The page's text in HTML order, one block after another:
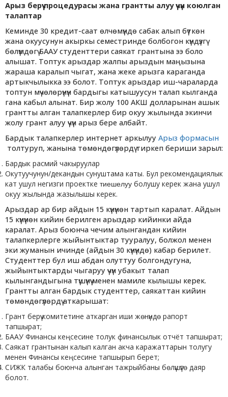
Арыз берүү процедурасы жана грантты алуу үчүн коюлган
талаптар
Кеминде 30 кредит-саат өлчөмүндө сабак алып бүткөн
жана окуусунун акыркы семестринде болбогон күндүзгү
бөлүмдөгү БААУ студенттери саякат грантына ээ боло
алышат. Топтук арыздар жалпы арыздын маңызына
жараша каралып чыгат, жана жеке арызга караганда
артыкчылыкка ээ болот. Топтук арыздар иш-чараларда
топтун мүчөлөрүнүн бардыгы катышуусун талап кылганда
гана кабыл алынат. Бир жолу 100 АКШ долларынан ашык
грантты алган талапкерлер бир окуу жылында экинчи
жолу грант алуу үчүн арыз бере албайт.
Бардык талапкерлер интернет аркылуу Арыз формасын
толтуруп, жанына төмөндөгүлөрдү тиркеп бериши зарыл:
Бардык расмий чакыруулар
Окутуучунун/декандын сунуштама каты. Бул рекомендациялык
кат ушул негизги проектке тиешелуу болушу керек жана ушул
окуу жылында жазылышы керек.
Арыздар ар бир айдын 15 күнүнөн тартып каралат. Айдын
15 күнүнөн кийин берилген арыздар кийинки айда
каралат. Арыз боюнча чечим алынгандан кийин
талапкерлерге жыйынтыктар тууралуу, болжол менен
эки жуманын ичинде (айдын 30 күнүндө) кабар берилет.
Студенттер бул иш абдан олуттуу болгондугуна,
жыйынтыктарды чыгаруу үчүн убакыт талап
кылынгандыгына түшүнүү менен мамиле кылышы керек.
Грантты алган бардык студенттер, саякаттан кийин
төмөндөгүлөрдү аткарышат:
Грант берүү комитетине аткарган иши жөнүндө рапорт
тапшырат;
БААУ Финансы кеңсесине толук финансылык отчёт тапшырат;
Саякат грантынан калып калган акча каражаттарын толугу
менен Финансы кеңсесине тапшырып берет;
СИЖК талабы боюнча алынган тажрыйбаны бөлүшүүгө даяр
болот.